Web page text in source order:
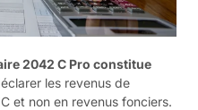
2042 C Pro constitue
les revenus de
et non en revenus fonciers.